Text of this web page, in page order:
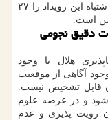
اجرام در یک محور است. برخی رسانه ها به اشتباه این رویداد را ۲۷
دقیق نجومی
هلال با وجود
آگاهی از موقعیت
قابل تشخیص نیست.
و در عرصه علوم
رویت پذیری و عدم